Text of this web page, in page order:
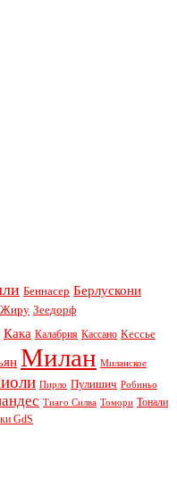
Беннасер Берлускони
Жиру Зеедорф
Кака Калабрия Кассано Кессье
Милан Миланское
Пирло Пулишич Робиньо
Тиаго Силва Томори Тонали
GdS